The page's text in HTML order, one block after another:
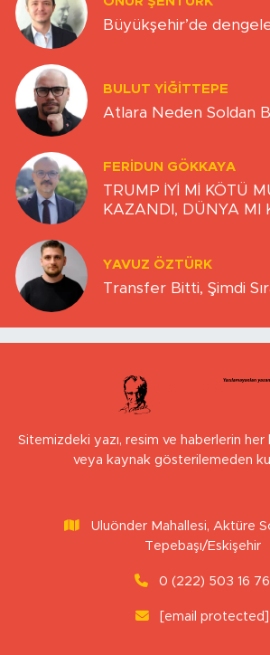
Büyükşehir’de
BULUT YİĞİTTEPE
Atlara Neden Soldan
FERIDUN GÖKKAYA
TRUMP İYİ Mİ KÖTÜ
KAZANDI, DÜNYA MI
YAVUZ ÖZTÜRK
Transfer Bitti, Şimdi
Sitemizdeki yazı, resim ve haberlerin her
veya kaynak gösterilemeden
Uluönder Mahallesi, Aktüre
Tepebaşı/Eskişehir
0 (222) 503 16 76
[email protected]